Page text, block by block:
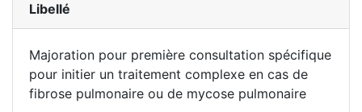
Libellé
Majoration pour première consultation spécifique
pour initier un traitement complexe en cas de
fibrose pulmonaire ou de mycose pulmonaire